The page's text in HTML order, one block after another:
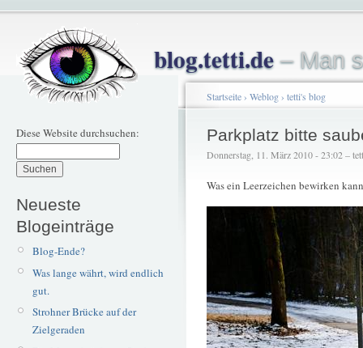
blog.tetti.de– Man
Diese Website durchsuchen:
Neueste
Blogeinträge
Blog-Ende?
Was lange währt, wird endlich
gut.
Strohner Brücke auf der
Zielgeraden
Startseite› Weblog› tetti's blog
Parkplatz bitte
Donnerstag, 11. März 2010 - 23:02 –
Was ein Leerzeichen bewirken